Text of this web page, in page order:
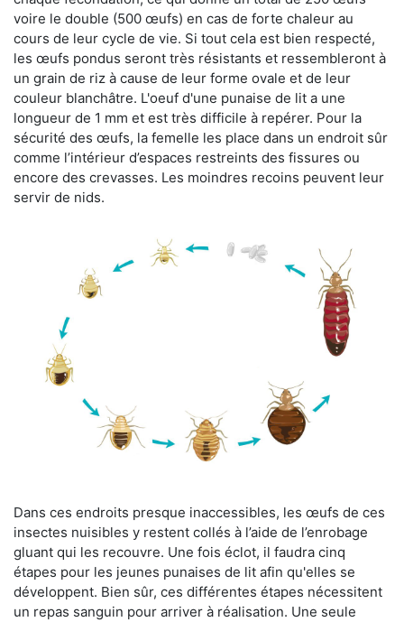
voire le double (500 œufs) en cas de forte chaleur au
cours de leur cycle de vie. Si tout cela est bien respecté,
les œufs pondus seront très résistants et ressembleront à
un grain de riz à cause de leur forme ovale et de leur
couleur blanchâtre. L'oeuf d'une punaise de lit a une
longueur de 1 mm et est très difficile à repérer. Pour la
sécurité des œufs, la femelle les place dans un endroit sûr
comme l’intérieur d’espaces restreints des fissures ou
encore des crevasses. Les moindres recoins peuvent leur
servir de nids.
Dans ces endroits presque inaccessibles, les œufs de ces
insectes nuisibles y restent collés à l’aide de l’enrobage
gluant qui les recouvre. Une fois éclot, il faudra cinq
étapes pour les jeunes punaises de lit afin qu'elles se
développent. Bien sûr, ces différentes étapes nécessitent
un repas sanguin pour arriver à réalisation. Une seule